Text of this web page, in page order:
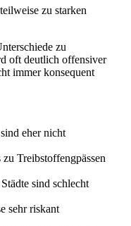
zu starken
zu
oft deutlich offensiver
immer konsequent
eher nicht
Treibstoffengpässen
sind schlecht
sehr riskant